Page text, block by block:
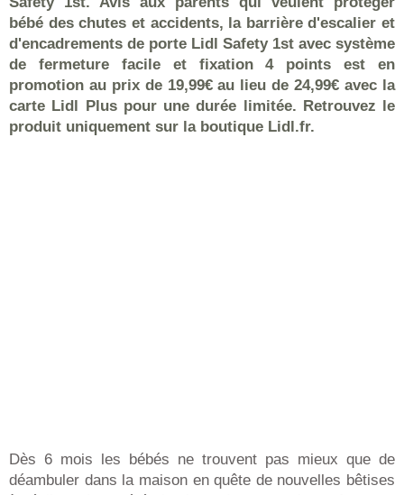
bébé des chutes et accidents, la barrière d'escalier et
d'encadrements de porte Lidl Safety 1st avec système
de fermeture facile et fixation 4 points est en
promotion au prix de 19,99€ au lieu de 24,99€ avec la
carte Lidl Plus pour une durée limitée. Retrouvez le
produit uniquement sur la boutique Lidl.fr.
Dès 6 mois les bébés ne trouvent pas mieux que de
déambuler dans la maison en quête de nouvelles bêtises